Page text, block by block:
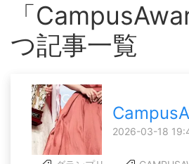
「
つ記事一覧
2026-03-18